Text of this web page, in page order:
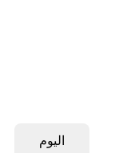
اليوم